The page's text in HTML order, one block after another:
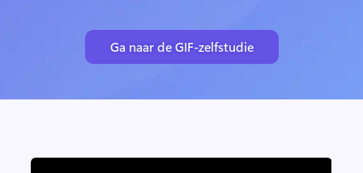
Ga naar de GIF-zelfstudie